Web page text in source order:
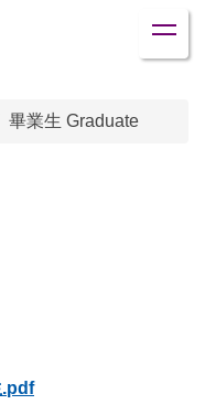
畢業生 Graduate
.pdf